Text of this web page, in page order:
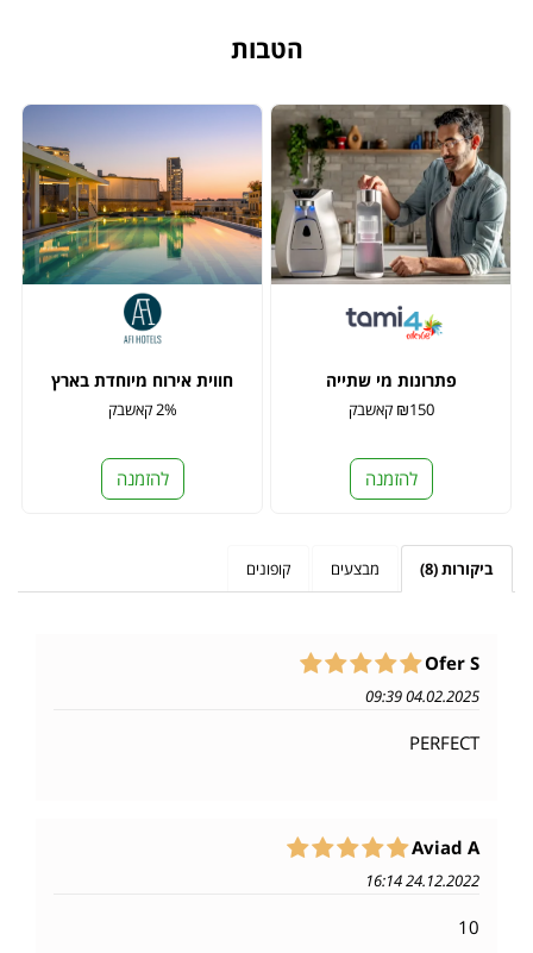
הטבות
פתרונות מי שתייה
₪150 קאשבק
להזמנה
חווית אירוח מיוחדת בארץ
2% קאשבק
להזמנה
ביקורות (8) מבצעים קופונים
Ofer S
04.02.2025 09:39
PERFECT
Aviad A
24.12.2022 16:14
10